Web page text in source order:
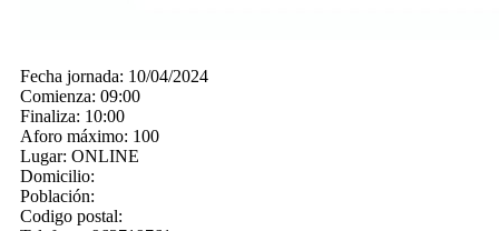
Fecha jornada: 10/04/2024
Comienza: 09:00
Finaliza: 10:00
Aforo máximo: 100
Lugar: ONLINE
Domicilio:
Población:
Codigo postal: